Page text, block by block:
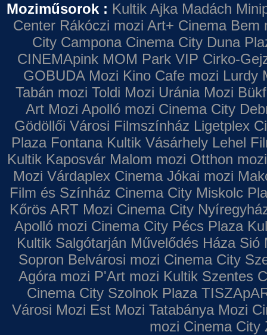
Moziműsorok : Kultik Ajka Madách
Center Rákóczi mozi Art+ Cinema Bem
City Campona Cinema City Duna
CINEMApink MOM Park VIP Cirko-
GOBUDA Mozi Kino Cafe mozi Lurdy
Tabán mozi Toldi Mozi Uránia Mozi
Art Mozi Apolló mozi Cinema City
Gödöllői Városi Filmszínház Ligetplex
Plaza Fontana Kultik Vásárhely Lehel
Kultik Kaposvár Malom mozi Otthon mozi
Mozi Várdaplex Cinema Jókai mozi
Film és Színház Cinema City Miskolc
Kőrös ART Mozi Cinema City
Apolló mozi Cinema City Pécs Plaza
Kultik Salgótarján Művelődés Háza Sió
Sopron Belvárosi mozi Cinema City
Agóra mozi P'Art mozi Kultik Szentes
Cinema City Szolnok Plaza
Városi Mozi Est Mozi Tatabánya Mozi
mozi Cinema City